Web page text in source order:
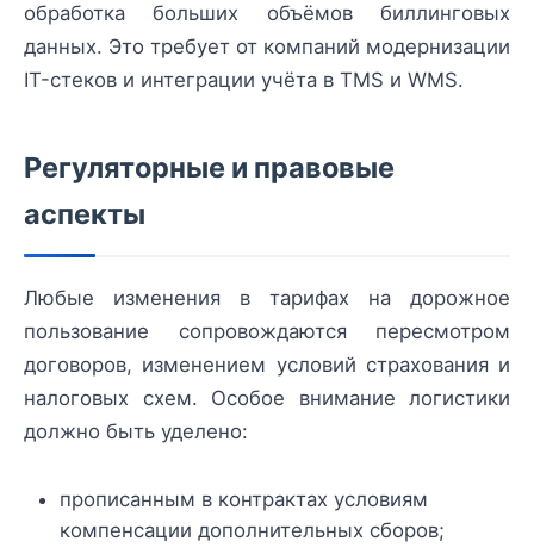
обработка больших объёмов биллинговых
данных. Это требует от компаний модернизации
IT-стеков и интеграции учёта в TMS и WMS.
Регуляторные и правовые
аспекты
Любые изменения в тарифах на дорожное
пользование сопровождаются пересмотром
договоров, изменением условий страхования и
налоговых схем. Особое внимание логистики
должно быть уделено:
прописанным в контрактах условиям
компенсации дополнительных сборов;